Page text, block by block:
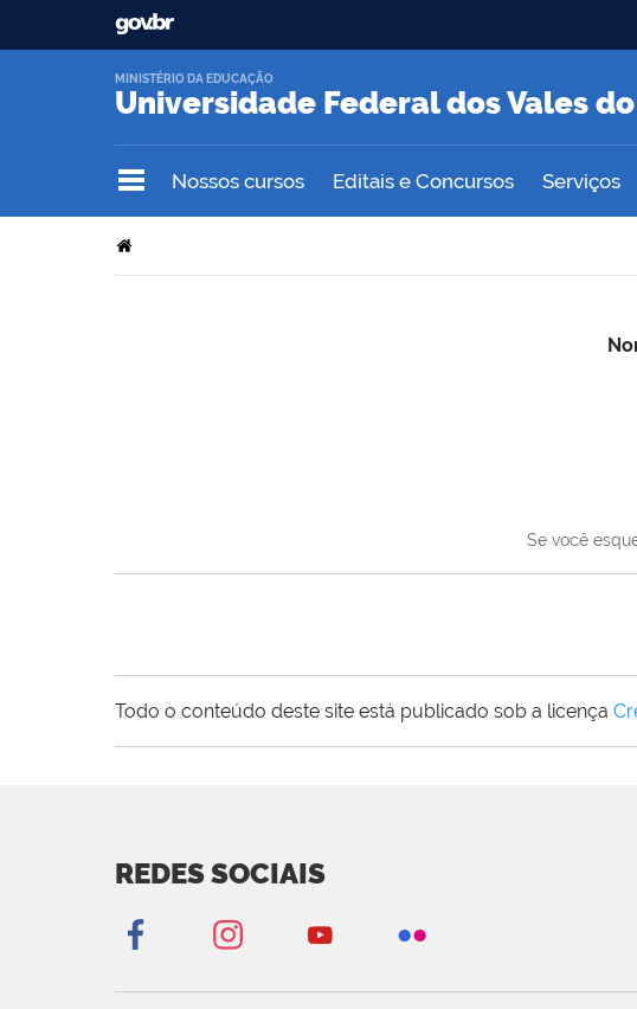
Universidade Federal dos Vales
MINISTÉRIO DA EDUCAÇÃO
Nossos cursos Editais e Concursos Serviços
Se você
Todo o conteúdo deste site está publicado sob a licença
REDES SOCIAIS